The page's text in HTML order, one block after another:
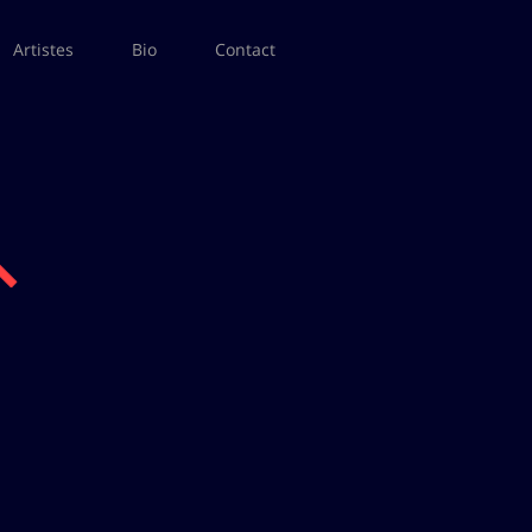
Artistes Bio Contact